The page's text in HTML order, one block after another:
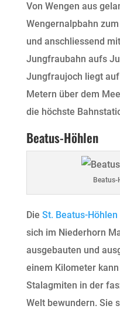
Von Wengen aus
Wengernalpbahn
und anschliessend
Jungfraubahn aufs
Jungfraujoch liegt auf
Metern über dem
die höchste
Beatus-Höhlen
Beatus-
Die St. Beatus-Höhlen
sich im Niederhorn
ausgebauten und
einem Kilometer
Stalagmiten in der
Welt bewundern. Sie